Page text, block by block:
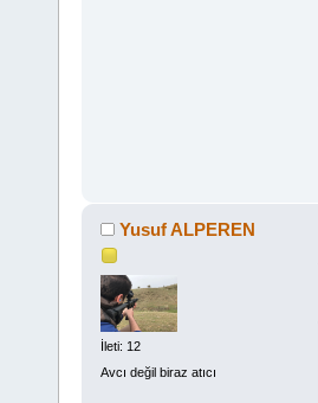
Yusuf ALPEREN
İleti: 12
Avcı değil biraz atıcı